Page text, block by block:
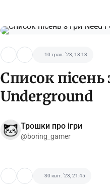
10 трав. '23, 18:13
Список пісень
Underground
Трошки про ігри
@boring_gamer
30 квіт. '23, 21:45